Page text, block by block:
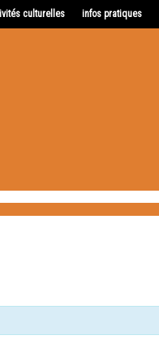
culturelles infos pratiques